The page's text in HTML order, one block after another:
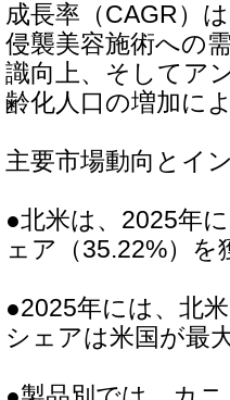
成長率（CAGR）
侵襲美容施術への
識向上、そしてア
齢化人口の増加に
主要市場動向とイ
●北米は、2025年
ェア（35.22%）
●2025年には、北
シェアは米国が最